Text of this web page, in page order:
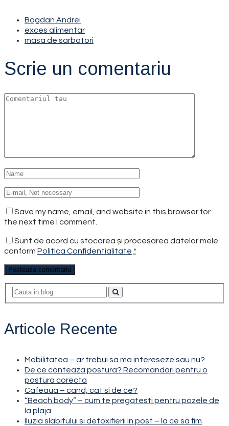
Bogdan Andrei
exces alimentar
masa de sarbatori
Scrie un comentariu
Save my name, email, and website in this browser for
the next time I comment.
Sunt de acord cu stocarea și procesarea datelor mele
conform Politica Confidentialitate *
Articole Recente
Mobilitatea – ar trebui sa ma intereseze sau nu?
De ce conteaza postura? Recomandari pentru o
postura corecta
Cafeaua – cand, cat si de ce?
“Beach body” – cum te pregatesti pentru pozele de
la plaja
Iluzia slabitului si detoxifierii in post – la ce sa fim